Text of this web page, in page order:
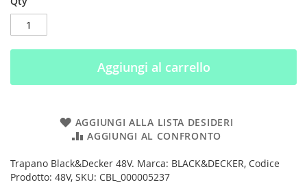
Aggiungi al carrello
AGGIUNGI ALLA LISTA DESIDERI
AGGIUNGI AL CONFRONTO
Trapano Black&Decker 48V. Marca: BLACK&DECKER, Codice
Prodotto: 48V, SKU: CBL_000005237